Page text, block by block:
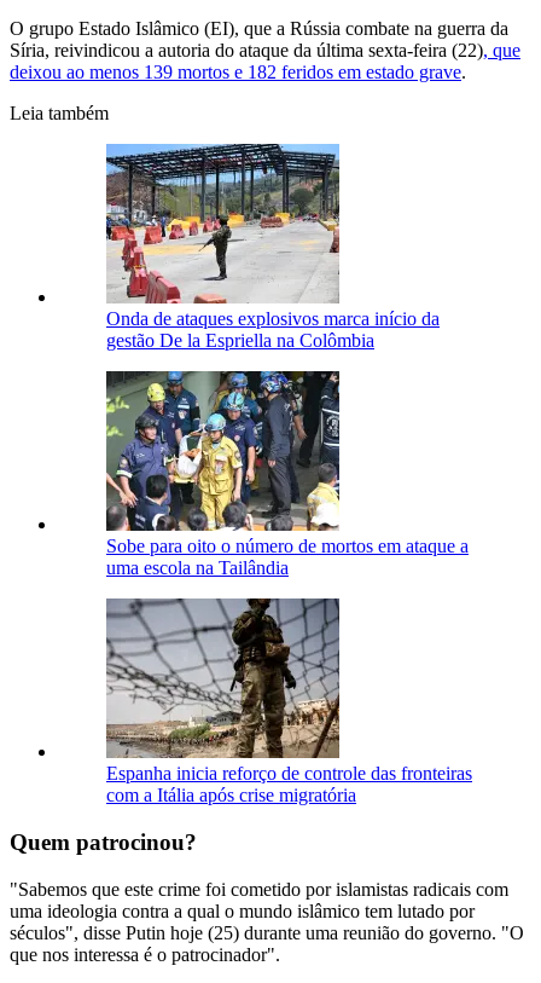
O grupo Estado Islâmico (EI), que a Rússia combate na guerra da
Síria, reivindicou a autoria do ataque da última sexta-feira (22), que
deixou ao menos 139 mortos e 182 feridos em estado grave.
Leia também
Onda de ataques explosivos marca início da
gestão De la Espriella na Colômbia
Sobe para oito o número de mortos em ataque a
uma escola na Tailândia
Espanha inicia reforço de controle das fronteiras
com a Itália após crise migratória
Quem patrocinou?
"Sabemos que este crime foi cometido por islamistas radicais com
uma ideologia contra a qual o mundo islâmico tem lutado por
séculos", disse Putin hoje (25) durante uma reunião do governo. "O
que nos interessa é o patrocinador".